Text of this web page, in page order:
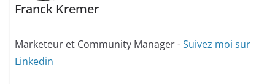
Franck Kremer
Marketeur et Community Manager -Suivez moi sur
Linkedin